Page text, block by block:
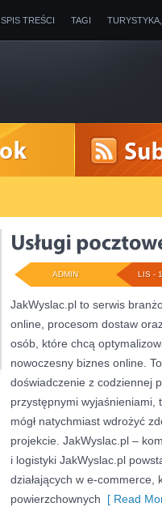
SPIS TREŚCI TAGI
LIS -
ADMIN
JakWyslac.pl to serwis
online, procesom dostaw
osób, które chcą
nowoczesny biznes online.
doświadczenie z codziennej
przystępnymi wyjaśnieniami,
mógł natychmiast wdrożyć
projekcie. JakWyslac.pl –
i logistyki JakWyslac.pl
działających w e-commerce,
powierzchownych [ Read